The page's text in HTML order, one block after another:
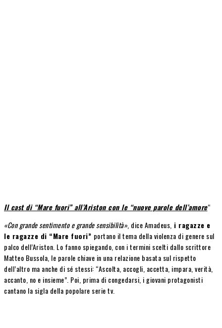
Il cast di “Mare fuori” all’Ariston con le “nuove parole dell’amore“
«Con grande sentimento e grande sensibilità» , dice Amadeus, i ragazze e
le ragazze di “Mare fuori” portano il tema della violenza di genere sul
palco dell’Ariston. Lo fanno spiegando, con i termini scelti dallo scrittore
Matteo Bussola, le parole chiave in una relazione basata sul rispetto
dell’altro ma anche di sé stessi: “Ascolta, accogli, accetta, impara, verità,
accanto, no e insieme”. Poi, prima di congedarsi, i giovani protagonisti
cantano la sigla della popolare serie tv.